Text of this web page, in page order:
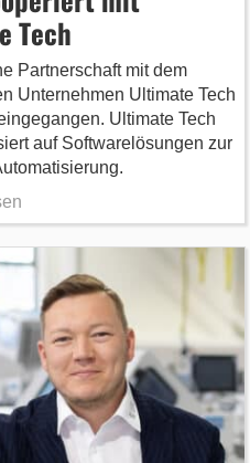
Tech
Partnerschaft mit dem
Unternehmen Ultimate Tech
Ultimate Tech
auf Softwarelösungen zur